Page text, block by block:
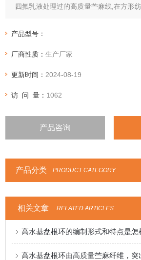
四氟乳液处理过的高质量苎麻线,在方形
少维护,易安装,对泵轴或阀杆不会造成磨
产品型号：
厂商性质：生产厂家
更新时间： 2024-08-19
访 问 量： 1062
产品咨询
产品分类 PRODUCT CATEGORY
相关文章 RELATED ARTICLES
高水基盘根环的编制形式和特点是怎